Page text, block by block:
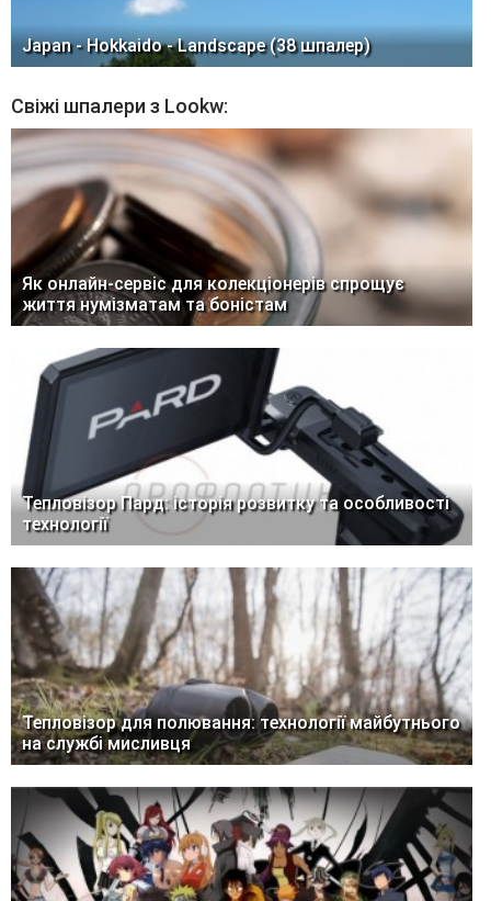
Japan - Hokkaido - Landscape (38 шпалер)
Свіжі шпалери з Lookw:
Як онлайн-сервіс для колекціонерів спрощує
життя нумізматам та боністам
Тепловізор Пард: історія розвитку та особливості
технології
Тепловізор для полювання: технології майбутнього
на службі мисливця